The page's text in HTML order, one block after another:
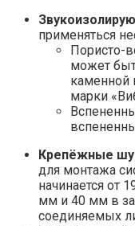
применяться
Пористо-
может
каменной
марки
Крепёжные
для монтажа
начинается от
мм и 40 мм в
соединяемых